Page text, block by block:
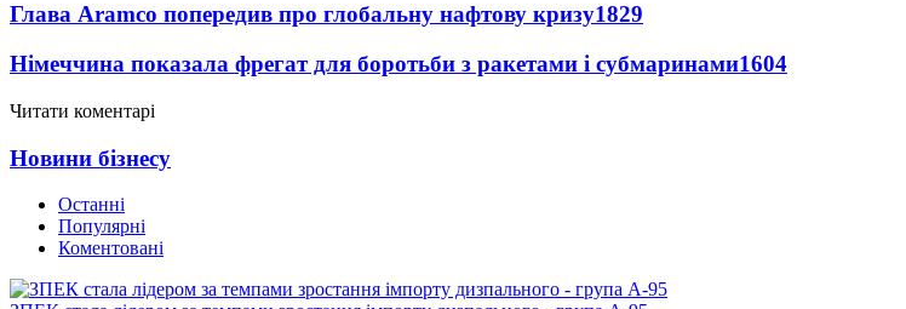
Глава Aramco попередив про глобальну нафтову кризу1829
Німеччина показала фрегат для боротьби з ракетами і субмаринами1604
Читати коментарі
Новини бізнесу
Останні
Популярні
Коментовані